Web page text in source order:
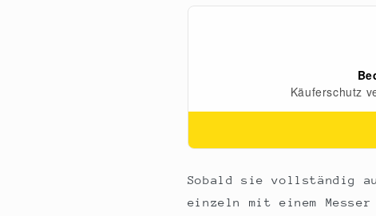
Sobald sie vollständig
einzeln mit einem